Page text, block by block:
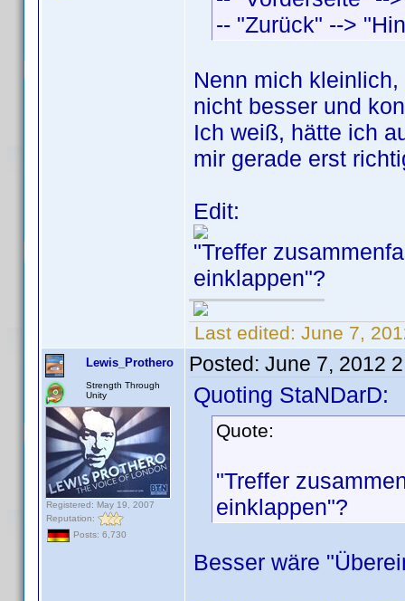
-- "Zurück" -->
Nenn mich
nicht besser und
Ich weiß, hätte ich
mir gerade erst
Edit:
"Treffer
einklappen"?
Last edited: June 7,
Lewis_Prothero
Strength Through
Unity
Registered: May 19, 2007
Reputation:
Posts: 6,730
Posted: June 7, 2012
Quoting StaNDarD:
Quote:
"Treffer
einklappen"?
Besser wäre